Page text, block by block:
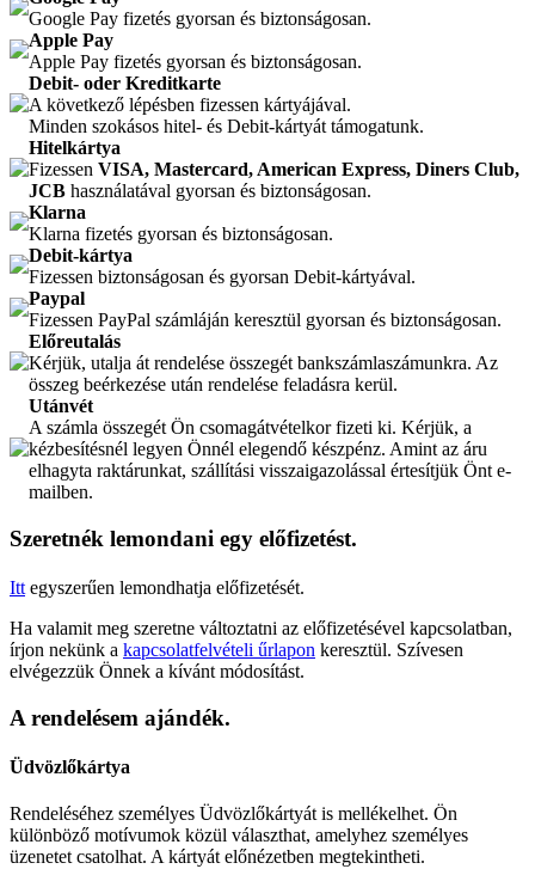
Google Pay fizetés gyorsan és biztonságosan.
Apple Pay
Apple Pay fizetés gyorsan és biztonságosan.
Debit- oder Kreditkarte
A következő lépésben fizessen kártyájával.
Minden szokásos hitel- és Debit-kártyát támogatunk.
Hitelkártya
Fizessen VISA, Mastercard, American Express, Diners Club,
JCB használatával gyorsan és biztonságosan.
Klarna
Klarna fizetés gyorsan és biztonságosan.
Debit-kártya
Fizessen biztonságosan és gyorsan Debit-kártyával.
Paypal
Fizessen PayPal számláján keresztül gyorsan és biztonságosan.
Előreutalás
Kérjük, utalja át rendelése összegét bankszámlaszámunkra. Az
összeg beérkezése után rendelése feladásra kerül.
Utánvét
A számla összegét Ön csomagátvételkor fizeti ki. Kérjük, a
kézbesítésnél legyen Önnél elegendő készpénz. Amint az áru
elhagyta raktárunkat, szállítási visszaigazolással értesítjük Önt e-
mailben.
Szeretnék lemondani egy előfizetést.
Itt egyszerűen lemondhatja előfizetését.
Ha valamit meg szeretne változtatni az előfizetésével kapcsolatban,
írjon nekünk a kapcsolatfelvételi űrlapon keresztül. Szívesen
elvégezzük Önnek a kívánt módosítást.
A rendelésem ajándék.
Üdvözlőkártya
Rendeléséhez személyes Üdvözlőkártyát is mellékelhet. Ön
különböző motívumok közül választhat, amelyhez személyes
üzenetet csatolhat. A kártyát előnézetben megtekintheti.